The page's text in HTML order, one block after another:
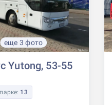
еще 3 фото
Yutong, 53-55
13